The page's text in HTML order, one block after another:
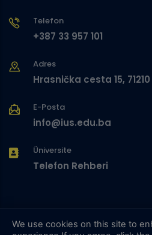
Telefon
+387 33 957 101
Adres
Hrasnička cesta 15,
E-Posta
info@ius.edu.ba
Üniversite
Telefon Rehberi
We use cookies on this site to